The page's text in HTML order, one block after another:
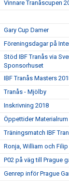
Vinnare Tranåscupen
Gary Cup Damer
Föreningsdagar på
Stöd IBF Tranås via
Sponsorhuset
IBF Tranås Masters
Tranås - Mjölby
Inskrivning 2018
Öppettider
Träningsmatch IBF
Ronja, William och
P02 på väg till Prague
Genrep inför Prague